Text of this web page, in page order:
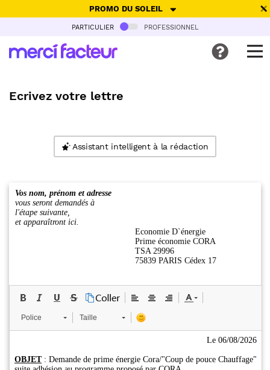
PROMO DU SOLEIL
-30% de réduction avec le code SUMMER26pour envoyer des
cartes ensoleillées, jusqu'au 6 Août !
particulier professionnel
Ecrivez votre lettre
Assistant intelligent à la rédaction
Vos nom, prénom et adresse
vous seront demandés à
l'étape suivante,
et apparaîtront ici.
Economie D`énergie
Prime économie CORA
TSA 29996
75839 PARIS Cédex 17
Police Taille